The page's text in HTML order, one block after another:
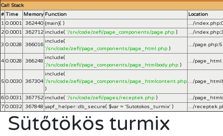
Call Stack
# Time Memory Function
Location
1 0.0001 362440 {main}( ) .../index.php:
2 0.0001 362712 include( '/srv/code/zefi/page_components/page.php ) .../index.php:
3 0.0028 366016
include(
'/srv/code/zefi/page_components/page_html.php )
.../page.php:5
4 0.0028 366248
include(
'/srv/code/zefi/page_components/page_htmlbody.php )
.../
5 0.0030 367304
include(
'/srv/code/zefi/page_components/page_htmlcontent.php
)
.../
6 0.0031 367752 include( '/srv/code/zefi/pages/receptek.php )
.../
7 0.0032 367848 yapf_helper::db_secure( $var = 'Sutotokos_turmix' ) .../
Sütőtökös turmix